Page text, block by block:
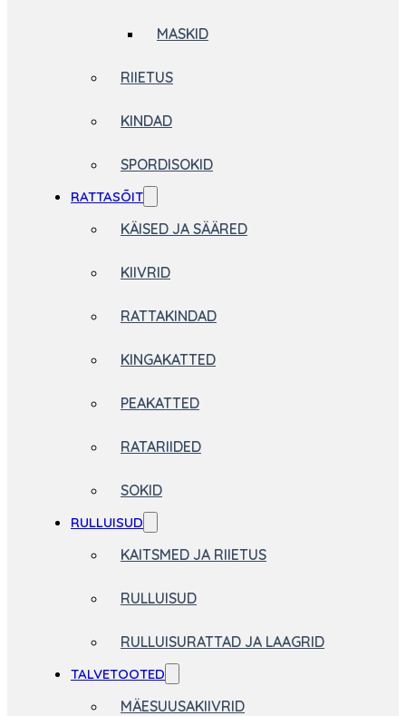
MASKID
RIIETUS
KINDAD
SPORDISOKID
RATTASÕIT
KÄISED JA SÄÄRED
KIIVRID
RATTAKINDAD
KINGAKATTED
PEAKATTED
RATARIIDED
SOKID
RULLUISUD
KAITSMED JA RIIETUS
RULLUISUD
RULLUISURATTAD JA LAAGRID
TALVETOOTED
MÄESUUSAKIIVRID